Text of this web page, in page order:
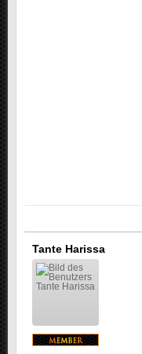
Tante Harissa